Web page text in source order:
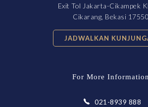
Exit Tol Jakarta-Cikampek
Cikarang, Bekasi 17550
JADWALKAN
For More Information
021-8939 888